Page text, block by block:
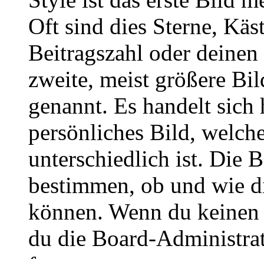
Oft sind dies Sterne,
Beitragszahl oder
zweite, meist größere
genannt. Es handelt
persönliches Bild,
unterschiedlich ist. Die
bestimmen, ob und wie
können. Wenn du
du die Board-